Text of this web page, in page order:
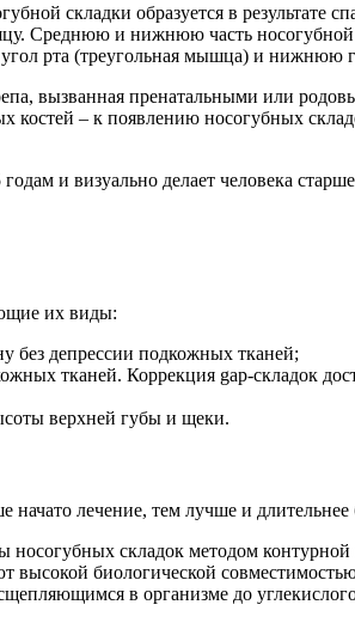
складки образуется в
Среднюю и нижнюю часть носогубной
рта (треугольная мышца) и нижнюю
вызванная пренатальными или
костей – к появлению носогубных
и визуально делает человека старше
их виды:
без депрессии подкожных тканей;
тканей. Коррекция gар-складок
верхней губы и щеки.
лечение, тем лучше и длительнее
складок методом
биологической
в организме до